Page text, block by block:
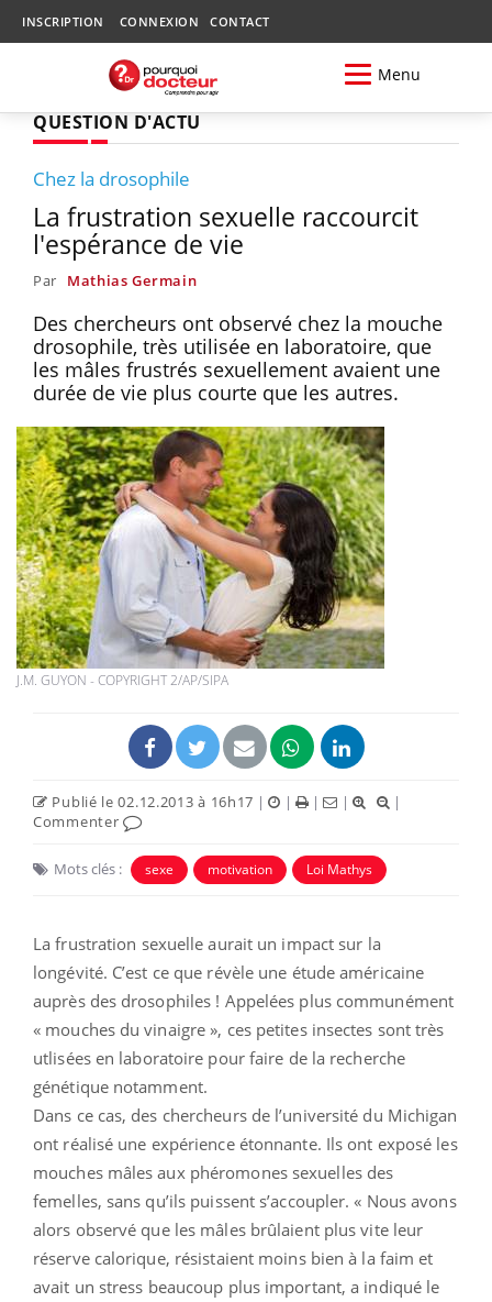
INSCRIPTION CONNEXION CONTACT
Menu
QUESTION D'ACTU
Chez la drosophile
La frustration sexuelle raccourcit
l'espérance de vie
Par Mathias Germain
Des chercheurs ont observé chez la mouche
drosophile, très utilisée en laboratoire, que
les mâles frustrés sexuellement avaient une
durée de vie plus courte que les autres.
J.M. GUYON - COPYRIGHT 2/AP/SIPA
Publié le 02.12.2013 à 16h17 | | | |
|
Commenter
Mots clés : sexe motivation Loi Mathys
La frustration sexuelle aurait un impact sur la
longévité. C’est ce que révèle une étude américaine
auprès des drosophiles ! Appelées plus communément
« mouches du vinaigre », ces petites insectes sont très
utlisées en laboratoire pour faire de la recherche
génétique notamment.
Dans ce cas, des chercheurs de l’université du Michigan
ont réalisé une expérience étonnante. Ils ont exposé les
mouches mâles aux phéromones sexuelles des
femelles, sans qu’ils puissent s’accoupler. « Nous avons
alors observé que les mâles brûlaient plus vite leur
réserve calorique, résistaient moins bien à la faim et
avait un stress beaucoup plus important, a indiqué le